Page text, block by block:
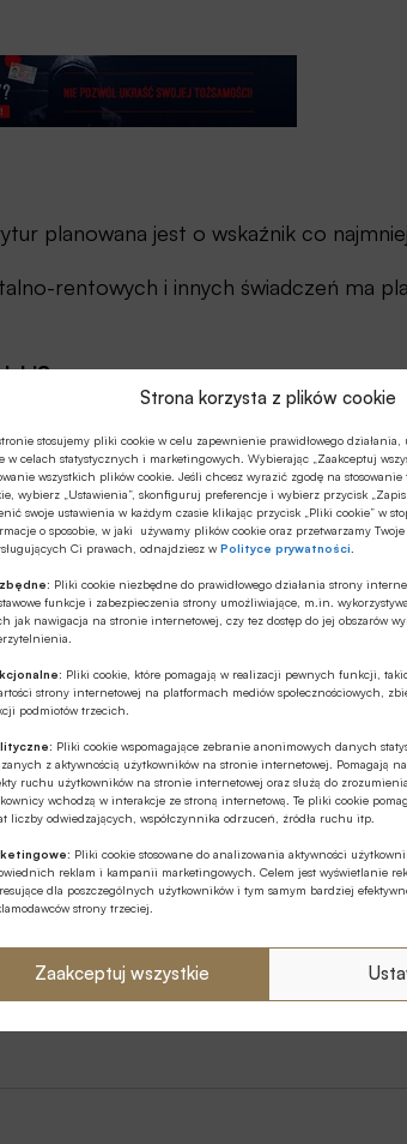
Strona korzysta z plików cookie
stosujemy pliki cookie w celu zapewnienie prawidłowego działania,
w celach statystycznych i marketingowych. Wybierając „Zaakceptuj
wszystkich plików cookie. Jeśli chcesz wyrazić zgodę na
wybierz „Ustawienia”, skonfiguruj preferencje i wybierz przycisk
swoje ustawienia w każdym czasie klikając przycisk „Pliki cookie” w
o sposobie, w jaki używamy plików cookie oraz przetwarzamy
Ci prawach, odnajdziesz wPolityce prywatności
Pliki cookie niezbędne do prawidłowego działania strony
funkcje i zabezpieczenia strony umożliwiające, m.in.
jak nawigacja na stronie internetowej, czy tez dostęp do jej obszarów
Pliki cookie, które pomagają w realizacji pewnych funkcji,
strony internetowej na platformach mediów społecznościowych,
podmiotów trzecich.
Pliki cookie wspomagające zebranie anonimowych danych
z aktywnością użytkowników na stronie internetowej. Pomagają
ruchu użytkowników na stronie internetowej oraz służą do
wchodzą w interakcje ze stroną internetową. Te pliki cookie
liczby odwiedzających, współczynnika odrzuceń, źródła ruchu itp.
Pliki cookie stosowane do analizowania aktywności
reklam i kampanii marketingowych. Celem jest wyświetlanie
dla poszczególnych użytkowników i tym samym bardziej
strony trzeciej.
Zaakceptuj wszystkie
planowana jest o wskaźnik co
rentowych i innych świadczeń ma
godzina
/ MRPiPS PAP BIZNES